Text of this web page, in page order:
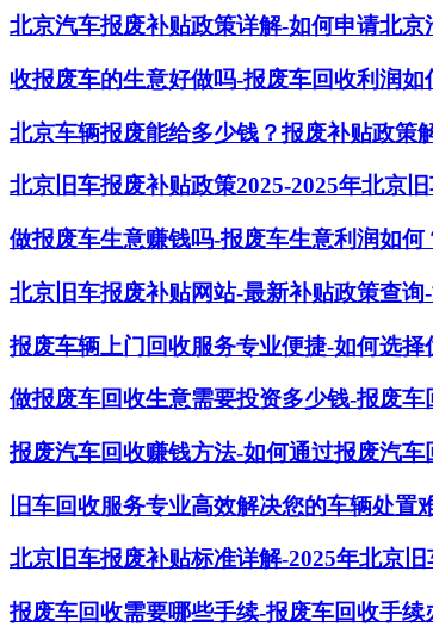
北京汽车报废补贴政策详解-如何申请北京
收报废车的生意好做吗-报废车回收利润如
北京车辆报废能给多少钱？报废补贴政策
北京旧车报废补贴政策2025-2025年北京
做报废车生意赚钱吗-报废车生意利润如何
北京旧车报废补贴网站-最新补贴政策查
报废车辆上门回收服务专业便捷-如何选
做报废车回收生意需要投资多少钱-报废
报废汽车回收赚钱方法-如何通过报废汽车
旧车回收服务专业高效解决您的车辆处置
北京旧车报废补贴标准详解-2025年北京
报废车回收需要哪些手续-报废车回收手续